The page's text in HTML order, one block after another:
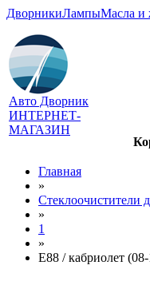
ДворникиЛампыМасла и
Авто Дворник
ИНТЕРНЕТ-
МАГАЗИН
Главная
»
Стеклоочистители
»
1
»
E88 / кабриолет